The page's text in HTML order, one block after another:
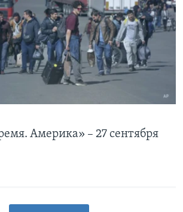
Америка» – 27 сентября